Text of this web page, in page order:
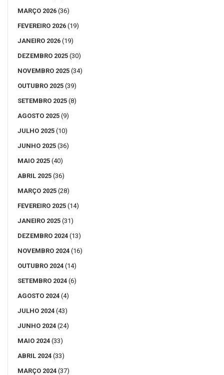
MARÇO 2026 (36)
FEVEREIRO 2026 (19)
JANEIRO 2026 (19)
DEZEMBRO 2025 (30)
NOVEMBRO 2025 (34)
OUTUBRO 2025 (39)
SETEMBRO 2025 (8)
AGOSTO 2025 (9)
JULHO 2025 (10)
JUNHO 2025 (36)
MAIO 2025 (40)
ABRIL 2025 (36)
MARÇO 2025 (28)
FEVEREIRO 2025 (14)
JANEIRO 2025 (31)
DEZEMBRO 2024 (13)
NOVEMBRO 2024 (16)
OUTUBRO 2024 (14)
SETEMBRO 2024 (6)
AGOSTO 2024 (4)
JULHO 2024 (43)
JUNHO 2024 (24)
MAIO 2024 (33)
ABRIL 2024 (33)
MARÇO 2024 (37)